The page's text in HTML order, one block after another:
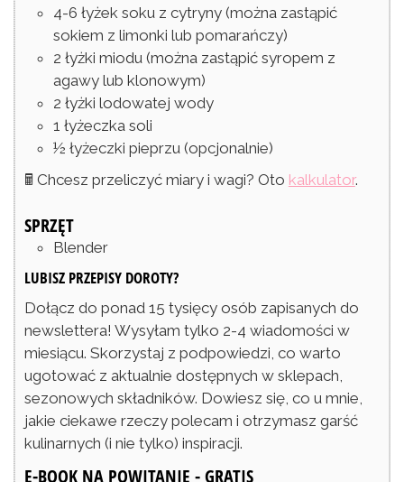
4-6 łyżek soku z cytryny (można zastąpić
sokiem z limonki lub pomarańczy)
2 łyżki miodu (można zastąpić syropem z
agawy lub klonowym)
2 łyżki lodowatej wody
1 łyżeczka soli
½ łyżeczki pieprzu (opcjonalnie)
🖩 Chcesz przeliczyć miary i wagi? Oto kalkulator.
SPRZĘT
Blender
LUBISZ PRZEPISY DOROTY?
Dołącz do ponad 15 tysięcy osób zapisanych do
newslettera! Wysyłam tylko 2-4 wiadomości w
miesiącu. Skorzystaj z podpowiedzi, co warto
ugotować z aktualnie dostępnych w sklepach,
sezonowych składników. Dowiesz się, co u mnie,
jakie ciekawe rzeczy polecam i otrzymasz garść
kulinarnych (i nie tylko) inspiracji.
E-BOOK NA POWITANIE - GRATIS